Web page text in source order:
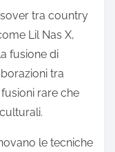
tra country
Lil Nas X,
fusione di
tra
rare che
le tecniche